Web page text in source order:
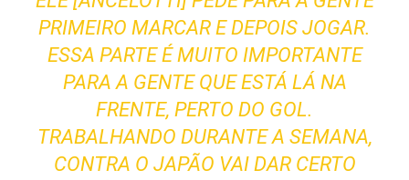
PRIMEIRO MARCAR E DEPOIS JOGAR.
ESSA PARTE É MUITO IMPORTANTE
PARA A GENTE QUE ESTÁ LÁ NA
FRENTE, PERTO DO GOL.
TRABALHANDO DURANTE A SEMANA,
CONTRA O JAPÃO VAI DAR CERTO